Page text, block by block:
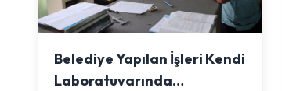
Belediye Yapılan İşleri Kendi
Laboratuvarında